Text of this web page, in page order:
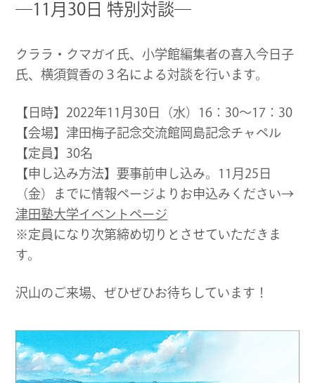
―11月30日 特別対談―
クララ・クマガイ氏、小学館編集者の喜入今日子
氏、横須賀香の３名による対談を行います。
【日時】2022年11月30日（水）16：30～17：30
【会場】津田梅子記念交流館岡島記念チャペル
【定員】30名
【申し込み方法】要事前申し込み。11月25日
（金）までに情報ページよりお申込みください→
津田塾大学イベントページ
※定員になり次第締め切りとさせていただきま
す。
沢山のご来場、ぜひぜひお待ちしています！